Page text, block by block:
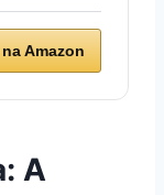
Amazon
A